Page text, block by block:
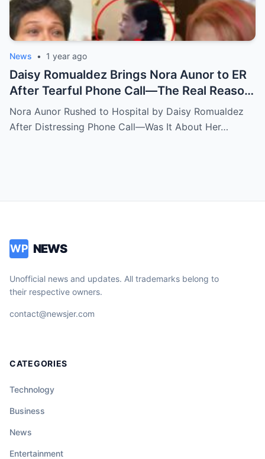
News • 1 year ago
Daisy Romualdez Brings Nora Aunor to ER
After Tearful Phone Call—The Real Reason
Revealed
Nora Aunor Rushed to Hospital by Daisy Romualdez
After Distressing Phone Call—Was It About Her…
WP NEWS
Unofficial news and updates. All trademarks belong to
their respective owners.
contact@newsjer.com
CATEGORIES
Technology
Business
News
Entertainment